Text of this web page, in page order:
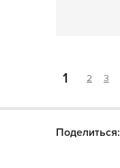
1 2 3
Поделиться: